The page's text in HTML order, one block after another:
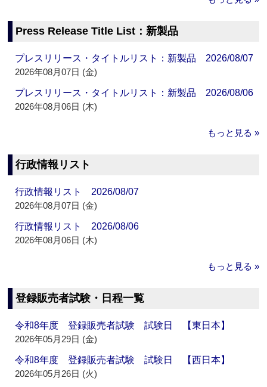
Press Release Title List：新製品
プレスリリース・タイトルリスト：新製品 2026/08/07
2026年08月07日 (金)
プレスリリース・タイトルリスト：新製品 2026/08/06
2026年08月06日 (木)
もっと見る »
行政情報リスト
行政情報リスト 2026/08/07
2026年08月07日 (金)
行政情報リスト 2026/08/06
2026年08月06日 (木)
もっと見る »
登録販売者試験・日程一覧
令和8年度 登録販売者試験 試験日 【東日本】
2026年05月29日 (金)
令和8年度 登録販売者試験 試験日 【西日本】
2026年05月26日 (火)